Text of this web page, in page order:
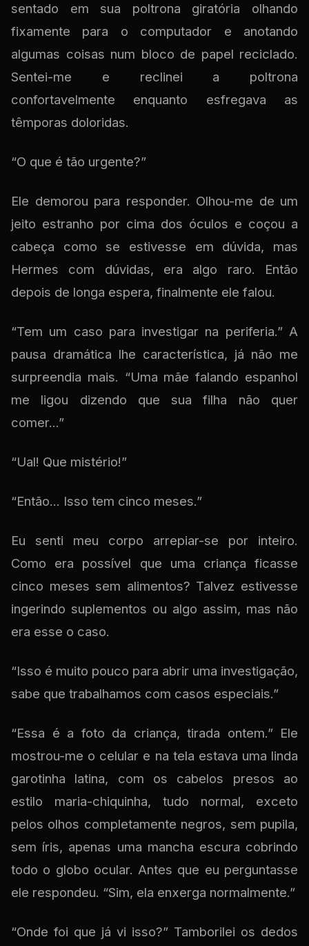
sentado em sua poltrona giratória olhando
fixamente para o computador e anotando
algumas coisas num bloco de papel reciclado.
Sentei-me e reclinei a poltrona
confortavelmente enquanto esfregava as
têmporas doloridas.
“O que é tão urgente?”
Ele demorou para responder. Olhou-me de um
jeito estranho por cima dos óculos e coçou a
cabeça como se estivesse em dúvida, mas
Hermes com dúvidas, era algo raro. Então
depois de longa espera, finalmente ele falou.
“Tem um caso para investigar na periferia.” A
pausa dramática lhe característica, já não me
surpreendia mais. “Uma mãe falando espanhol
me ligou dizendo que sua filha não quer
comer...”
“Ual! Que mistério!”
“Então... Isso tem cinco meses.”
Eu senti meu corpo arrepiar-se por inteiro.
Como era possível que uma criança ficasse
cinco meses sem alimentos? Talvez estivesse
ingerindo suplementos ou algo assim, mas não
era esse o caso.
“Isso é muito pouco para abrir uma investigação,
sabe que trabalhamos com casos especiais.”
“Essa é a foto da criança, tirada ontem.” Ele
mostrou-me o celular e na tela estava uma linda
garotinha latina, com os cabelos presos ao
estilo maria-chiquinha, tudo normal, exceto
pelos olhos completamente negros, sem pupila,
sem íris, apenas uma mancha escura cobrindo
todo o globo ocular. Antes que eu perguntasse
ele respondeu. “Sim, ela enxerga normalmente.”
“Onde foi que já vi isso?” Tamborilei os dedos